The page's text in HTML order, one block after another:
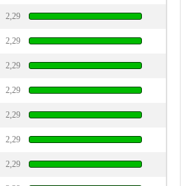
2,29
2,29
2,29
2,29
2,29
2,29
2,29